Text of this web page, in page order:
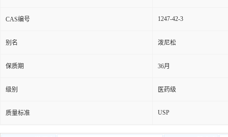
CAS编号 1247-42-3
别名 泼尼松
保质期 36月
级别 医药级
质量标准 USP